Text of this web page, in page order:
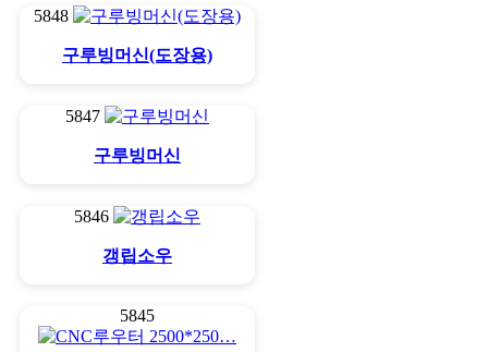
5848
구루빙머신(도장용)
5847
구루빙머신
5846
갱립소우
5845